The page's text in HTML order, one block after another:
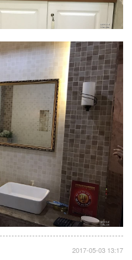
2017-05-03 13:17